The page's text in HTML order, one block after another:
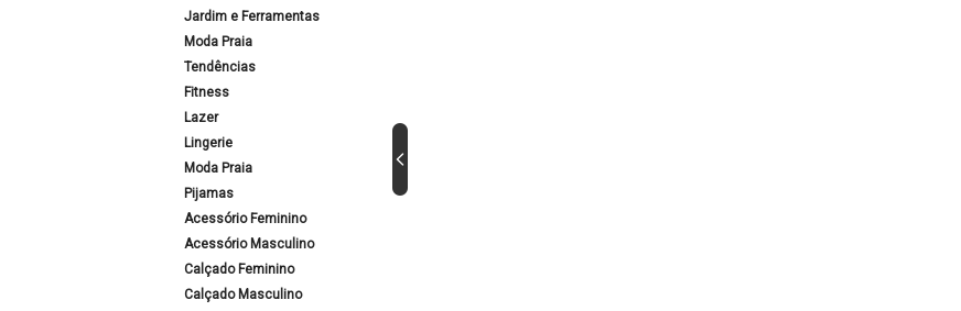
Jardim e Ferramentas
Moda Praia
Tendências
Fitness
Lazer
Lingerie
Moda Praia
Pijamas
Acessório Feminino
Acessório Masculino
Calçado Feminino
Calçado Masculino